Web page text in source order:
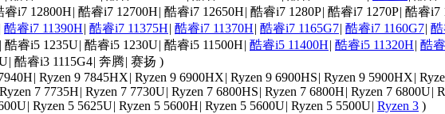
睿i7 12800H| 酷睿i7 12700H| 酷睿i7 12650H| 酷睿i7 1280P| 酷睿i7 1270P| 酷睿i7
酷睿i7 11390H| 酷睿i7 11375H| 酷睿i7 11370H| 酷睿i7 1165G7| 酷睿i7 1160G7|
| 酷睿i5 1235U| 酷睿i5 1230U| 酷睿i5 11500H| 酷睿i5 11400H| 酷睿i5 11320H| 酷
| 酷睿i3 1115G4| 奔腾| 赛扬 )
| Ryzen 9 7845HX| Ryzen 9 6900HX| Ryzen 9 6900HS| Ryzen 9 5900HX|
Ryzen 7 7735H| Ryzen 7 7730U| Ryzen 7 6800HS| Ryzen 7 6800H| Ryzen 7 6800U|
| Ryzen 5 5625U| Ryzen 5 5600H| Ryzen 5 5600U| Ryzen 5 5500U| Ryzen 3 )